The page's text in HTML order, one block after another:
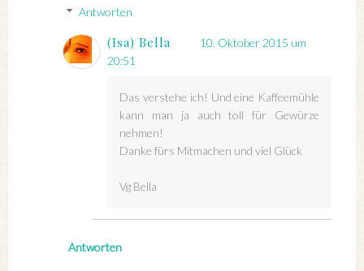
Antworten
(Isa) Bella
10. Oktober 2015 um
20:51
Das verstehe ich! Und eine Kaffeemühle
kann man ja auch toll für Gewürze
nehmen!
Danke fürs Mitmachen und viel Glück
Vg Bella
Antworten